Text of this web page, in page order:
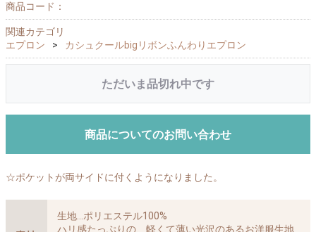
商品コード：
関連カテゴリ
エプロン
カシュクールbigリボンふんわりエプロン
ただいま品切れ中です
商品についてのお問い合わせ
☆ポケットが両サイドに付くようになりました。
生地…ポリエステル100%
ハリ感たっぷりの、軽くて薄い光沢のあるお洋服生地